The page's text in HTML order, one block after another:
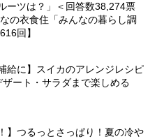
ーツは？」＜回答数38,274票
の衣食住「みんなの暮らし調
回】
給に】スイカのアレンジレシピ
ート・サラダまで楽しめる
】つるっとさっぱり！夏の冷や